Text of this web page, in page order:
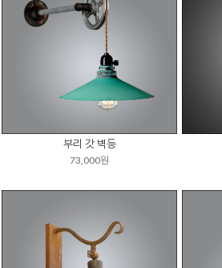
부리 갓 벽등
73,000원